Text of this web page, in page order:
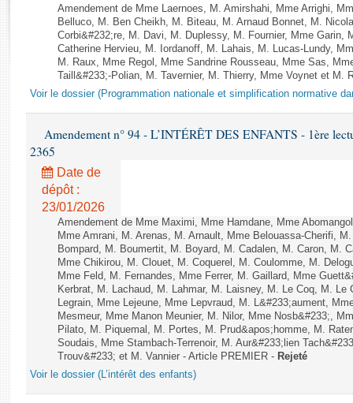
Rapports d'enquête
Rapports législatifs
Rapports sur l'application des lois
Baromètre de l’application des lois
Budget et sécurité sociale
Questions écrites et orales
Comptes rendus des débats
Amendement de Mme Laernoes, M. Amirshahi, Mme Arrighi,
Belluco, M. Ben Cheikh, M. Biteau, M. Arnaud Bonnet, M.
Corbi&#232;re, M. Davi, M. Duplessy, M. Fournier, Mme Garin,
Catherine Hervieu, M. Iordanoff, M. Lahais, M. Lucas-Lundy,
M. Raux, Mme Regol, Mme Sandrine Rousseau, Mme Sas,
Taill&#233;-Polian, M. Tavernier, M. Thierry, Mme Voynet et M.
Voir le dossier (Programmation nationale et simplification normative
Amendement n° 94 - L’INTÉRÊT DES ENFANTS - 1ère
2365
Date de
dépôt :
23/01/2026
Amendement de Mme Maximi, Mme Hamdane, Mme
Mme Amrani, M. Arenas, M. Arnault, Mme Belouassa-Cherifi,
Bompard, M. Boumertit, M. Boyard, M. Cadalen, M. Caron, M.
Mme Chikirou, M. Clouet, M. Coquerel, M. Coulomme, M.
Mme Feld, M. Fernandes, Mme Ferrer, M. Gaillard, Mme
Kerbrat, M. Lachaud, M. Lahmar, M. Laisney, M. Le Coq, M. Le
Legrain, Mme Lejeune, Mme Lepvraud, M. L&#233;aument,
Mesmeur, Mme Manon Meunier, M. Nilor, Mme Nosb&#233;,
Pilato, M. Piquemal, M. Portes, M. Prud&apos;homme, M.
Soudais, Mme Stambach-Terrenoir, M. Aur&#233;lien
Trouv&#233; et M. Vannier - Article PREMIER - Rejeté
Voir le dossier (L’intérêt des enfants)